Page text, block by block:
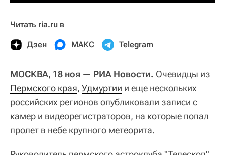
Читать ria.ru в
Дзен МАКС Telegram
МОСКВА, 18 ноя — РИА Новости. Очевидцы из
Пермского края, Удмуртии и еще нескольких
российских регионов опубликовали записи с
камер и видеорегистраторов, на которые попал
пролет в небе крупного метеорита.